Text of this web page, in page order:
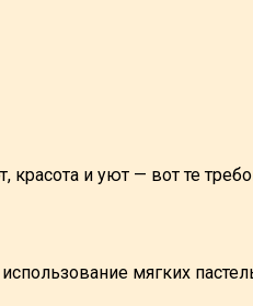
и уют — вот те
мягких